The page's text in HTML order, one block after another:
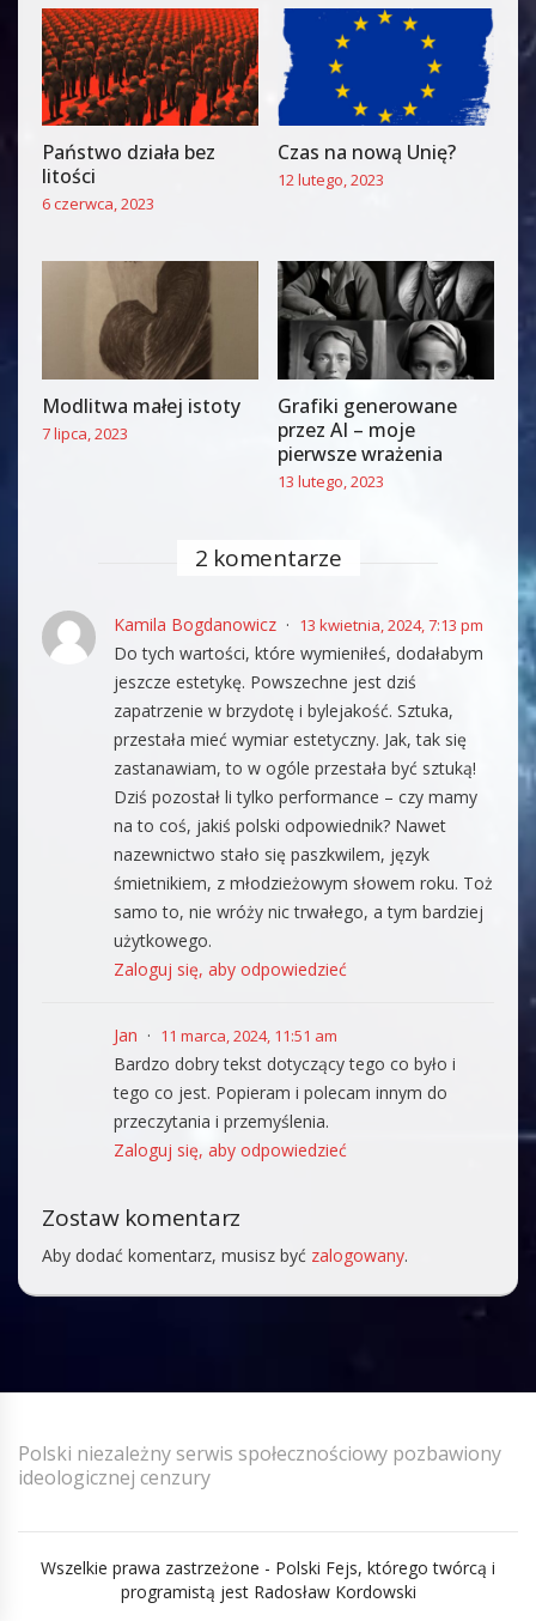
Państwo działa bez
litości
6 czerwca, 2023
Czas na nową Unię?
12 lutego, 2023
Modlitwa małej istoty
7 lipca, 2023
Grafiki generowane
przez AI – moje
pierwsze wrażenia
13 lutego, 2023
2 komentarze
Kamila Bogdanowicz 13 kwietnia, 2024, 7:13 pm
Do tych wartości, które wymieniłeś, dodałabym
jeszcze estetykę. Powszechne jest dziś
zapatrzenie w brzydotę i bylejakość. Sztuka,
przestała mieć wymiar estetyczny. Jak, tak się
zastanawiam, to w ogóle przestała być sztuką!
Dziś pozostał li tylko performance – czy mamy
na to coś, jakiś polski odpowiednik? Nawet
nazewnictwo stało się paszkwilem, język
śmietnikiem, z młodzieżowym słowem roku. Toż
samo to, nie wróży nic trwałego, a tym bardziej
użytkowego.
Zaloguj się, aby odpowiedzieć
Jan 11 marca, 2024, 11:51 am
Bardzo dobry tekst dotyczący tego co było i
tego co jest. Popieram i polecam innym do
przeczytania i przemyślenia.
Zaloguj się, aby odpowiedzieć
Zostaw komentarz
Aby dodać komentarz, musisz być zalogowany.
Polski niezależny serwis społecznościowy pozbawiony
ideologicznej cenzury
Wszelkie prawa zastrzeżone - Polski Fejs, którego twórcą i
programistą jest Radosław Kordowski